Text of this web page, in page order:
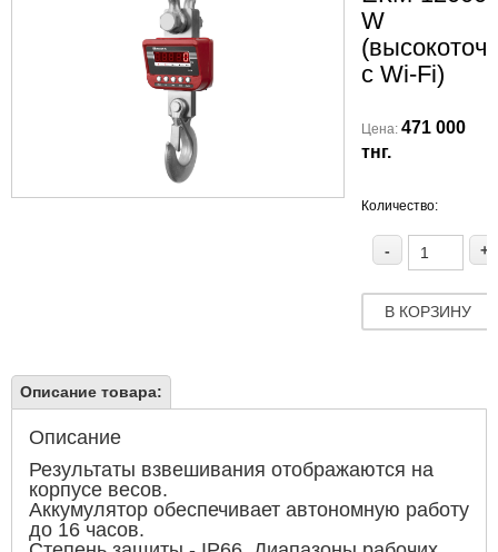
W
c Wi-Fi)
Цена: 471 000
тнг.
Количество:
+
-
В КОРЗИНУ
Описание товара:
Описание
Результаты взвешивания отображаются на
корпусе весов.
Аккумулятор обеспечивает автономную работу
до 16 часов.